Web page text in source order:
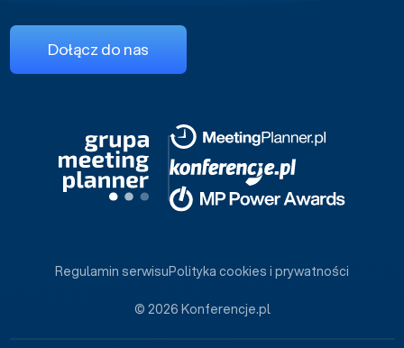
Dołącz do nas
© 2026 Konferencje.pl
Regulamin serwisuPolityka cookies i prywatności